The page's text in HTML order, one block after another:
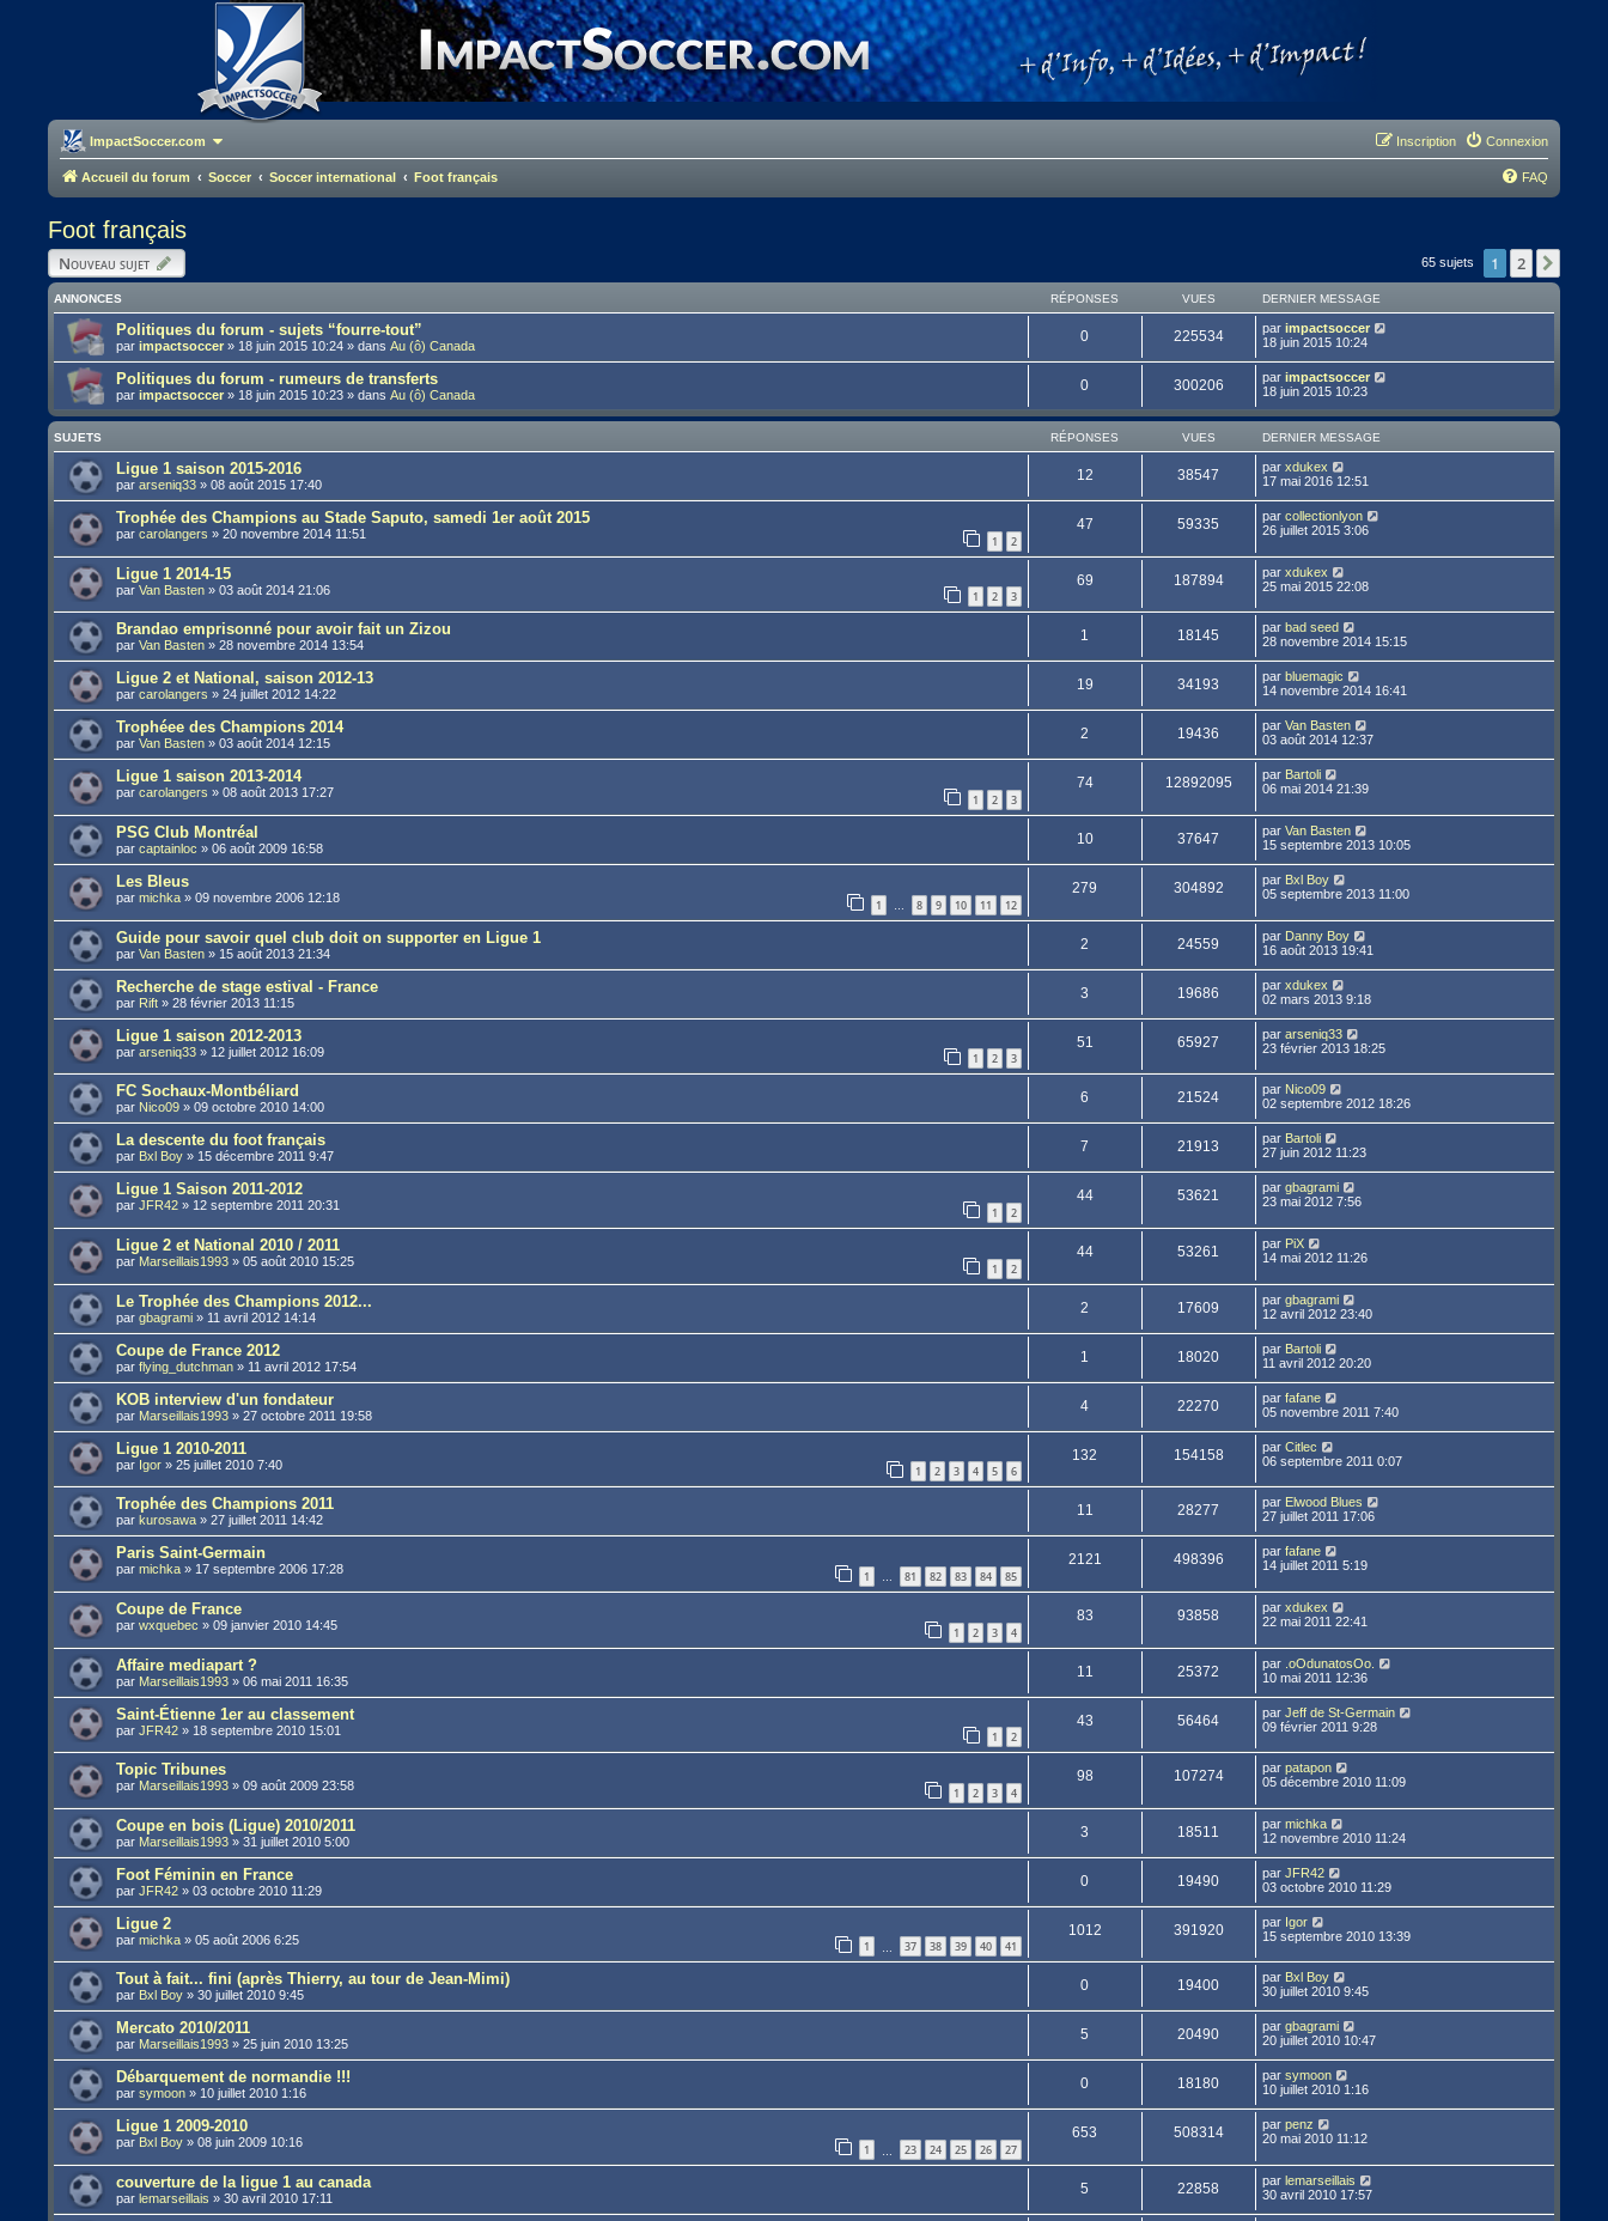
ImpactSoccer.com Connexion
Inscription
Accueil du forum Soccer Soccer international Foot français FAQ
Foot français
Nouveau sujet 65 sujets 1 2
ANNONCES RÉPONSES VUES DERNIER MESSAGE
Politiques du forum - sujets “fourre-tout”
parimpactsoccer » 18 juin 2015 10:24 » dansAu (ô) Canada
0 225534 par impactsoccer
18 juin 2015 10:24
Politiques du forum - rumeurs de transferts
parimpactsoccer » 18 juin 2015 10:23 » dansAu (ô) Canada
0 300206 par impactsoccer
18 juin 2015 10:23
SUJETS RÉPONSES VUES DERNIER MESSAGE
Ligue 1 saison 2015-2016
pararseniq33 »08 août 2015 17:40
12 38547 par xdukex
17 mai 2016 12:51
Trophée des Champions au Stade Saputo, samedi 1er août 2015
parcarolangers »20 novembre 2014 11:51 1 2
47 59335 par collectionlyon
26 juillet 2015 3:06
Ligue 1 2014-15
parVan Basten »03 août 2014 21:06 1 2 3
69 187894 par xdukex
25 mai 2015 22:08
Brandao emprisonné pour avoir fait un Zizou
parVan Basten »28 novembre 2014 13:54
1 18145 par bad seed
28 novembre 2014 15:15
Ligue 2 et National, saison 2012-13
parcarolangers »24 juillet 2012 14:22
19 34193 par bluemagic
14 novembre 2014 16:41
Trophéee des Champions 2014
parVan Basten »03 août 2014 12:15
2 19436 par Van Basten
03 août 2014 12:37
Ligue 1 saison 2013-2014
parcarolangers »08 août 2013 17:27 1 2 3
74 12892095 par Bartoli
06 mai 2014 21:39
PSG Club Montréal
parcaptainloc »06 août 2009 16:58
10 37647 par Van Basten
15 septembre 2013 10:05
Les Bleus
parmichka »09 novembre 2006 12:18 1 … 8 9 10 11 12
279 304892 par Bxl Boy
05 septembre 2013 11:00
Guide pour savoir quel club doit on supporter en Ligue 1
parVan Basten » 15 août 2013 21:34
2 24559 par Danny Boy
16 août 2013 19:41
Recherche de stage estival - France
par Rift »28 février 2013 11:15
3 19686 par xdukex
02 mars 2013 9:18
Ligue 1 saison 2012-2013
pararseniq33 » 12 juillet 2012 16:09 1 2 3
51 65927 par arseniq33
23 février 2013 18:25
FC Sochaux-Montbéliard
par Nico09 »09 octobre 2010 14:00
6 21524 par Nico09
02 septembre 2012 18:26
La descente du foot français
par Bxl Boy » 15 décembre 2011 9:47
7 21913 par Bartoli
27 juin 2012 11:23
Ligue 1 Saison 2011-2012
parJFR42 » 12 septembre 2011 20:31 1 2
44 53621 par gbagrami
23 mai 2012 7:56
Ligue 2 et National 2010 / 2011
par Marseillais1993 »05 août 2010 15:25 1 2
44 53261 par PiX
14 mai 2012 11:26
Le Trophée des Champions 2012...
pargbagrami » 11 avril 2012 14:14
2 17609 par gbagrami
12 avril 2012 23:40
Coupe de France 2012
parflying_dutchman » 11 avril 2012 17:54
1 18020 par Bartoli
11 avril 2012 20:20
KOB interview d'un fondateur
par Marseillais1993 »27 octobre 2011 19:58
4 22270 par fafane
05 novembre 2011 7:40
Ligue 1 2010-2011
par Igor »25 juillet 2010 7:40 1 2 3 4 5 6
132 154158 par Citlec
06 septembre 2011 0:07
Trophée des Champions 2011
par kurosawa »27 juillet 2011 14:42
11 28277 par Elwood Blues
27 juillet 2011 17:06
Paris Saint-Germain
parmichka » 17 septembre 2006 17:28 1 … 81 82 83 84 85
2121 498396 par fafane
14 juillet 2011 5:19
Coupe de France
parwxquebec »09 janvier 2010 14:45 1 2 3 4
83 93858 par xdukex
22 mai 2011 22:41
Affaire mediapart ?
par Marseillais1993 »06 mai 2011 16:35
11 25372 par .oOdunatosOo.
10 mai 2011 12:36
Saint-Étienne 1er au classement
parJFR42 » 18 septembre 2010 15:01 1 2
43 56464 par Jeff de St-Germain
09 février 2011 9:28
Topic Tribunes
par Marseillais1993 »09 août 2009 23:58 1 2 3 4
98 107274 par patapon
05 décembre 2010 11:09
Coupe en bois (Ligue) 2010/2011
par Marseillais1993 »31 juillet 2010 5:00
3 18511 par michka
12 novembre 2010 11:24
Foot Féminin en France
parJFR42 »03 octobre 2010 11:29
0 19490 par JFR42
03 octobre 2010 11:29
Ligue 2
parmichka »05 août 2006 6:25 1 37 38 39 40 41
1012 391920 par Igor
15 septembre 2010 13:39
Tout à fait... fini (après Thierry, au tour de Jean-Mimi)
par Bxl Boy »30 juillet 2010 9:45
0 19400 par Bxl Boy
30 juillet 2010 9:45
Mercato 2010/2011
par Marseillais1993 »25 juin 2010 13:25
5 20490 par gbagrami
20 juillet 2010 10:47
Débarquement de normandie !!!
parsymoon »10 juillet 2010 1:16
0 18180 par symoon
10 juillet 2010 1:16
Ligue 1 2009-2010
par Bxl Boy »08 juin 2009 10:16 1 23 24 25 26 27
653 508314 par penz
20 mai 2010 11:12
couverture de la ligue 1 au canada
parlemarseillais »30 avril 2010 17:11
5 22858 par lemarseillais
30 avril 2010 17:57